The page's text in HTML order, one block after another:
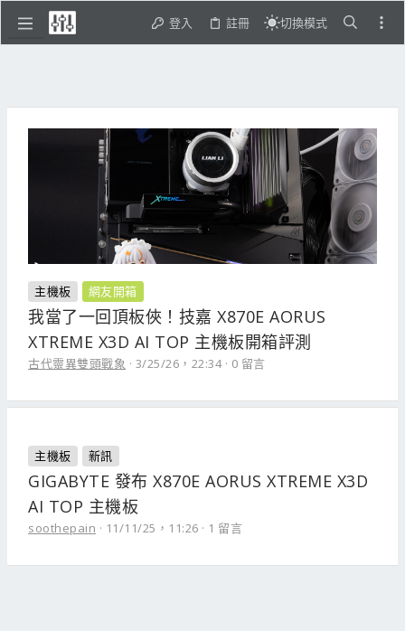
登入 註冊 切換模式
主機板 網友開箱
我當了一回頂板俠！技嘉 X870E AORUS
XTREME X3D AI TOP 主機板開箱評測
古代靈異雙頭戰象 3/25/26，22:34 0 留言
主機板 新訊
GIGABYTE 發布 X870E AORUS XTREME X3D
AI TOP 主機板
soothepain 11/11/25，11:26 1 留言